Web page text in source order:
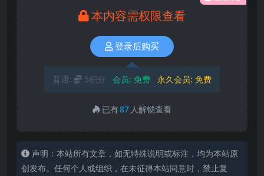
本内容需权限查看
登录后购买
普通: 5积分 会员: 免费 永久会员: 免费
已有87 人解锁查看
声明：本站所有文章，如无特殊说明或标注，均为本站原
创发布。任何个人或组织，在未征得本站同意时，禁止复